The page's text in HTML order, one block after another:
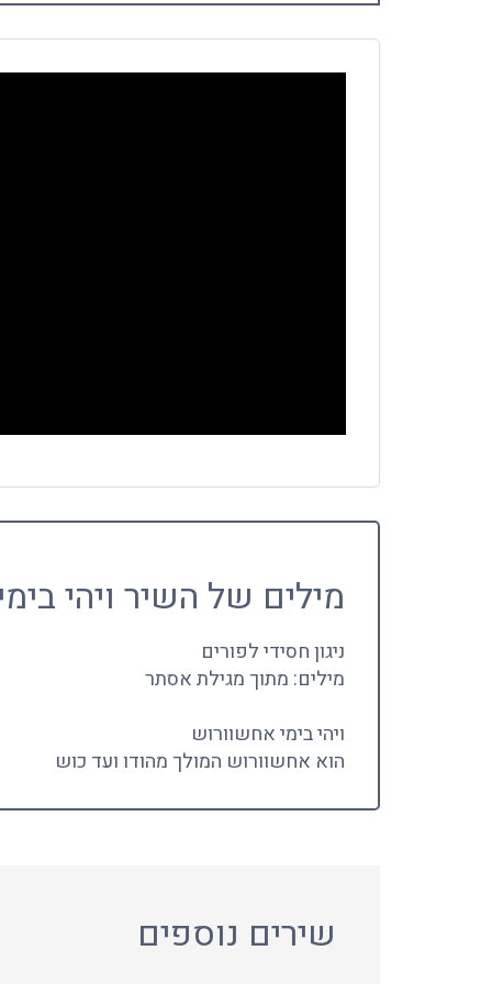
מילים של השיר ויהי
ניגון חסידי לפורים
מילים: מתוך מגילת אסתר
ויהי בימי אחשוורוש
הוא אחשוורוש המולך מהודו ועד כוש
שירים נוספים